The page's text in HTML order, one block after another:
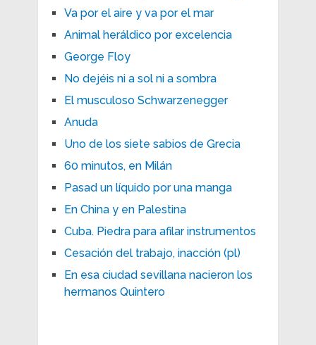
Va por el aire y va por el mar
Animal heráldico por excelencia
George Floy
No dejéis ni a sol ni a sombra
El musculoso Schwarzenegger
Anuda
Uno de los siete sabios de Grecia
60 minutos, en Milán
Pasad un líquido por una manga
En China y en Palestina
Cuba. Piedra para afilar instrumentos
Cesación del trabajo, inacción (pl)
En esa ciudad sevillana nacieron los
hermanos Quintero